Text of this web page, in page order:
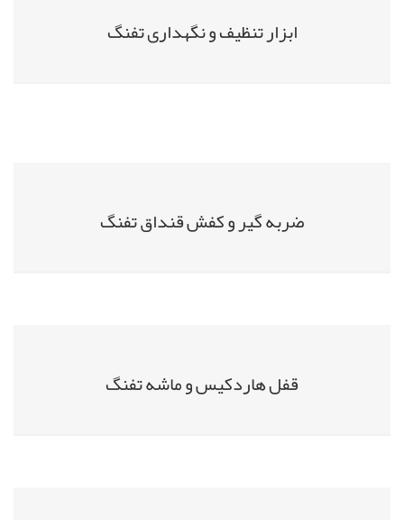
ابزار تنظیف و نگهداری تفنگ
ضربه گیر و کفش قنداق تفنگ
قفل هاردکیس و ماشه تفنگ